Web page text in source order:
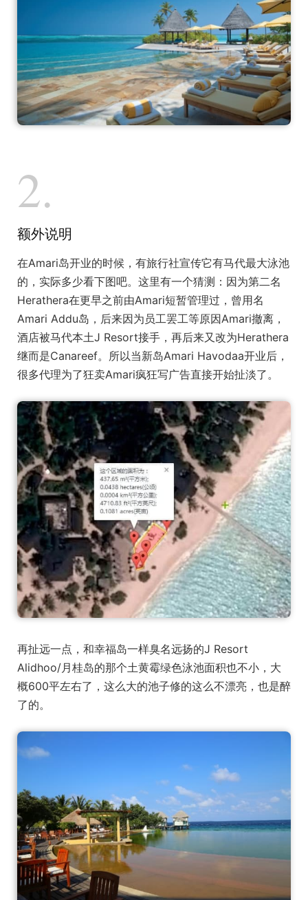
2.
额外说明
在Amari岛开业的时候，有旅行社宣传它有马代最大泳池
的，实际多少看下图吧。这里有一个猜测：因为第二名
Herathera在更早之前由Amari短暂管理过，曾用名
Amari Addu岛，后来因为员工罢工等原因Amari撤离，
酒店被马代本土J Resort接手，再后来又改为Herathera
继而是Canareef。所以当新岛Amari Havodaa开业后，
很多代理为了狂卖Amari疯狂写广告直接开始扯淡了。
再扯远一点，和幸福岛一样臭名远扬的J Resort
Alidhoo/月桂岛的那个土黄霉绿色泳池面积也不小，大
概600平左右了，这么大的池子修的这么不漂亮，也是醉
了的。